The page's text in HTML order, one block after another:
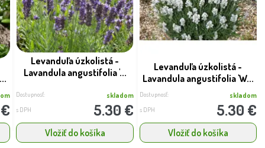
Levanduľa úzkolistá -
Lavandula angustifolia '...
Dostupnosť: skladom
s DPH 5.30 €
Vložiť do košíka
Levanduľa úzkolistá -
Lavandula angustifolia 'W...
Dostupnosť: skladom
s DPH 5.30 €
Vložiť do košíka